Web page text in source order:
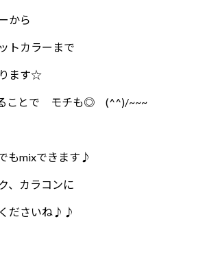
から
トカラーまで
ます☆
ることで モチも◎ (^^)/~~~
もmixできます♪
、カラコンに
ださいね♪♪